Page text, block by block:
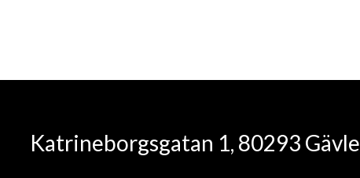
Katrineborgsgatan 1, 80293 Gävle